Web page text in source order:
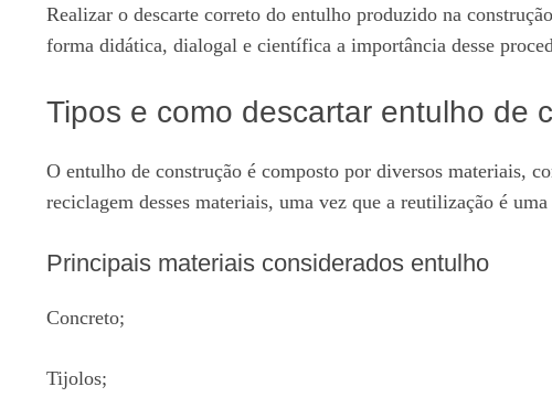
Realizar o descarte correto do entulho produzido na
forma didática, dialogal e científica a importância desse
Tipos e como descartar entulho de
O entulho de construção é composto por diversos materiais,
reciclagem desses materiais, uma vez que a reutilização é
Principais materiais considerados entulho
Concreto;
Tijolos;